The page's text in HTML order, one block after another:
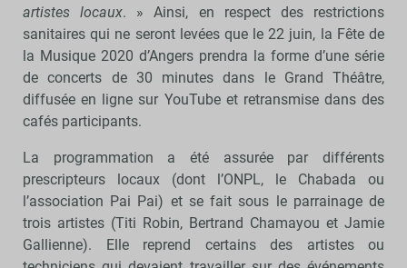
artistes locaux. » Ainsi, en respect des restrictions
sanitaires qui ne seront levées que le 22 juin, la Fête de
la Musique 2020 d’Angers prendra la forme d’une série
de concerts de 30 minutes dans le Grand Théâtre,
diffusée en ligne sur YouTube et retransmise dans des
cafés participants.
La programmation a été assurée par différents
prescripteurs locaux (dont l’ONPL, le Chabada ou
l’association Pai Pai) et se fait sous le parrainage de
trois artistes (Titi Robin, Bertrand Chamayou et Jamie
Gallienne). Elle reprend certains des artistes ou